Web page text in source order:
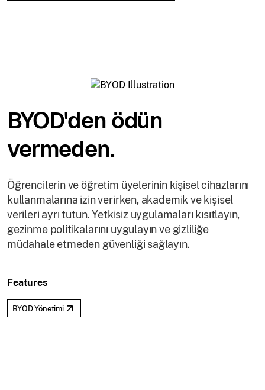
BYOD'den ödün
vermeden.
Öğrencilerin ve öğretim üyelerinin kişisel cihazlarını
kullanmalarına izin verirken, akademik ve kişisel
verileri ayrı tutun. Yetkisiz uygulamaları kısıtlayın,
gezinme politikalarını uygulayın ve gizliliğe
müdahale etmeden güvenliği sağlayın.
Features
BYOD Yönetimi